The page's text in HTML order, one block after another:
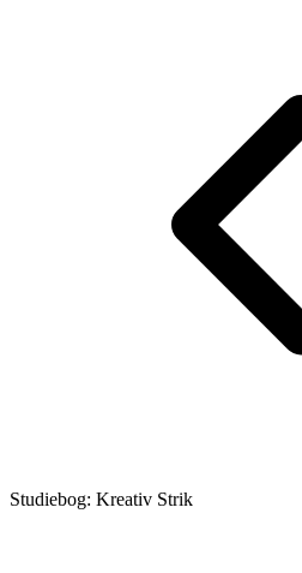
Studiebog: Kreativ Strik